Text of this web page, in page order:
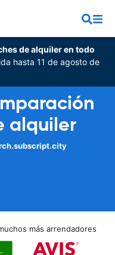
de alquiler en todo
hasta 11 de agosto de
alquiler
más arrendadores